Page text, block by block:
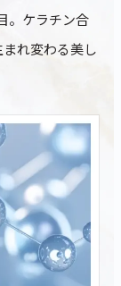
。ケラチン合
れ変わる美し